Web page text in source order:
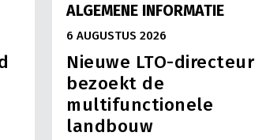
ALGEMENE INFORMATIE
6 AUGUSTUS 2026
Nieuwe LTO-directeur
bezoekt de
multifunctionele
landbouw